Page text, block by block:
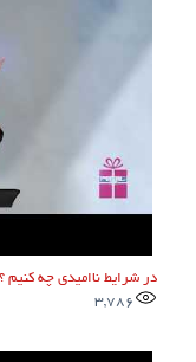
در شرایط ناامیدی چه کنیم
3,786